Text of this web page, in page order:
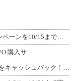
新型「RESO」インカム発売記念！ 下取りキャンペーンを10/15まで延長して開
購入サ
B+COM 最新モデル購入・下取りで最大9,000円をキャッシュバック！「B+F